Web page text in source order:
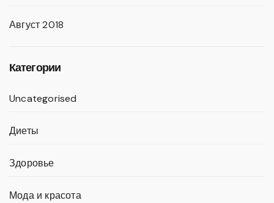
Август 2018
Категории
Uncategorised
Диеты
Здоровье
Мода и красота